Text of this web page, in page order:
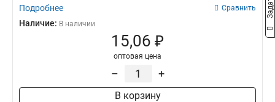
Подробнее Сравнить
Наличие: В наличии
15,06 ₽
оптовая цена
– +
В корзину